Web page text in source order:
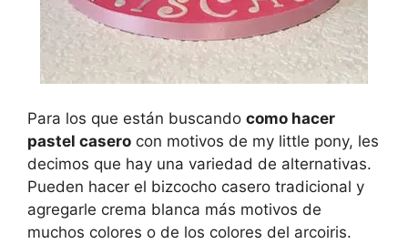
Para los que están buscando como hacer
pastel casero con motivos de my little pony, les
decimos que hay una variedad de alternativas.
Pueden hacer el bizcocho casero tradicional y
agregarle crema blanca más motivos de
muchos colores o de los colores del arcoiris.